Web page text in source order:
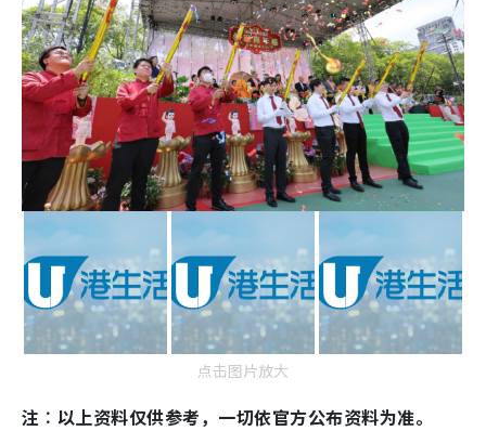
点击图片放大
注︰以上资料仅供参考，一切依官方公布资料为准。